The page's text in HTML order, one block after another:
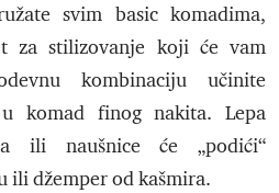
svim basic komadima,
za stilizovanje koji će vam
kombinaciju učinite
komad finog nakita. Lepa
ili naušnice će „podići“
ili džemper od kašmira.